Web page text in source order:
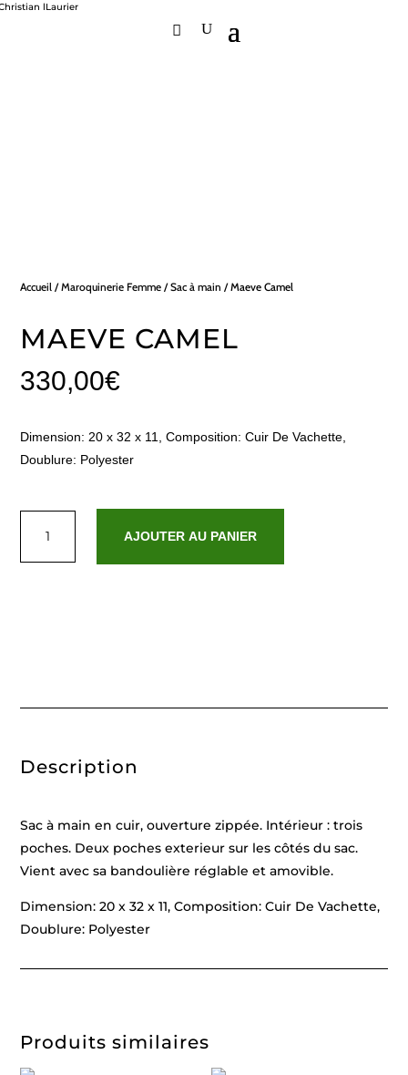
Accueil /Maroquinerie Femme /Sac à main / Maeve Camel
MAEVE CAMEL
330,00€
Dimension: 20 x 32 x 11, Composition: Cuir De Vachette,
Doublure: Polyester
Maeve
AJOUTER AU PANIER
Description
Sac à main en cuir, ouverture zippée. Intérieur : trois
poches. Deux poches exterieur sur les côtés du sac.
Vient avec sa bandoulière réglable et amovible.
Dimension: 20 x 32 x 11, Composition: Cuir De Vachette,
Doublure: Polyester
Produits similaires